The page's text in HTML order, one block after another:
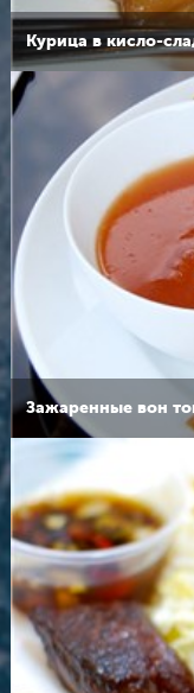
Курица в кисло-
Зажаренные вон